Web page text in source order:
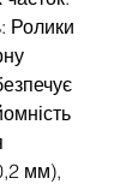
Ролики
мм),